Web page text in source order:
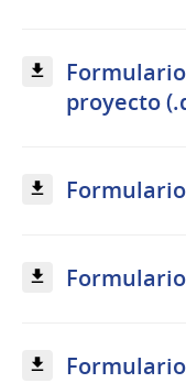
proyecto
Formulario
Formulario
Formulario